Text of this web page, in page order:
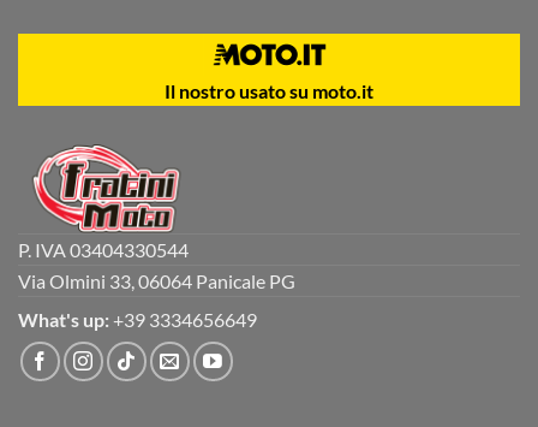
Il nostro usato su moto.it
P. IVA 03404330544
Via Olmini 33, 06064 Panicale PG
What's up: +39 3334656649